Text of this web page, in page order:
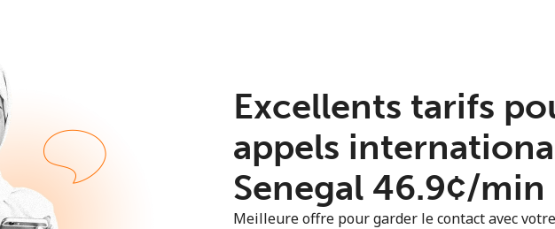
Vous avez déjà un compte?Connectez-vous →
S'enregistrer avec
Excellents tarifs
appels
Senegal ⁦46.9¢⁩/min
Meilleure offre pour garder le contact avec